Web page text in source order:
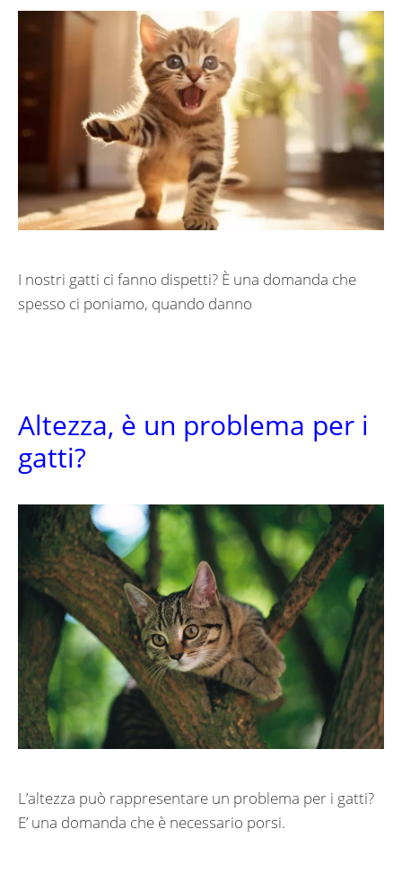
I nostri gatti ci fanno dispetti? È una domanda che
spesso ci poniamo, quando danno
Altezza, è un problema per i
gatti?
L’altezza può rappresentare un problema per i gatti?
E’ una domanda che è necessario porsi.